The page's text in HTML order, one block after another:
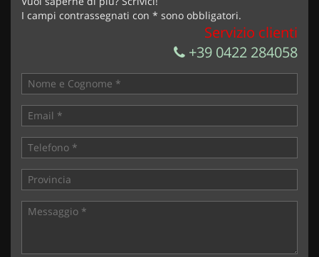
I campi contrassegnati con * sono obbligatori.
Servizio clienti
+39 0422 284058